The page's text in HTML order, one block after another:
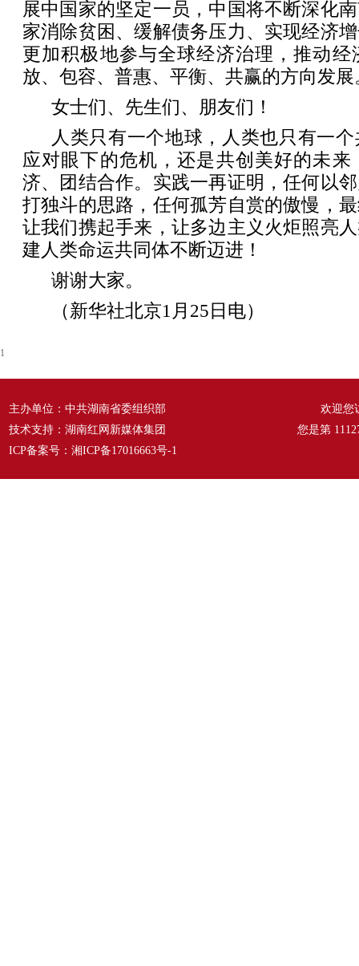
展中国家的坚定一员，中国将不断深化
家消除贫困、缓解债务压力、实现经济
更加积极地参与全球经济治理，推动经
放、包容、普惠、平衡、共赢的方向发展
女士们、先生们、朋友们！
人类只有一个地球，人类也只有一
应对眼下的危机，还是共创美好的未来
济、团结合作。实践一再证明，任何以
打独斗的思路，任何孤芳自赏的傲慢，
让我们携起手来，让多边主义火炬照亮
建人类命运共同体不断迈进！
谢谢大家。
（新华社北京1月25日电）
1
主办单位：中共湖南省委组织部
技术支持：湖南红网新媒体集团
ICP备案号： 湘ICP备17016663号-1
欢迎您
您是第